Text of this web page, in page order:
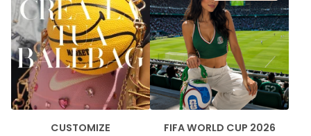
CUSTOMIZE FIFA WORLD CUP 2026